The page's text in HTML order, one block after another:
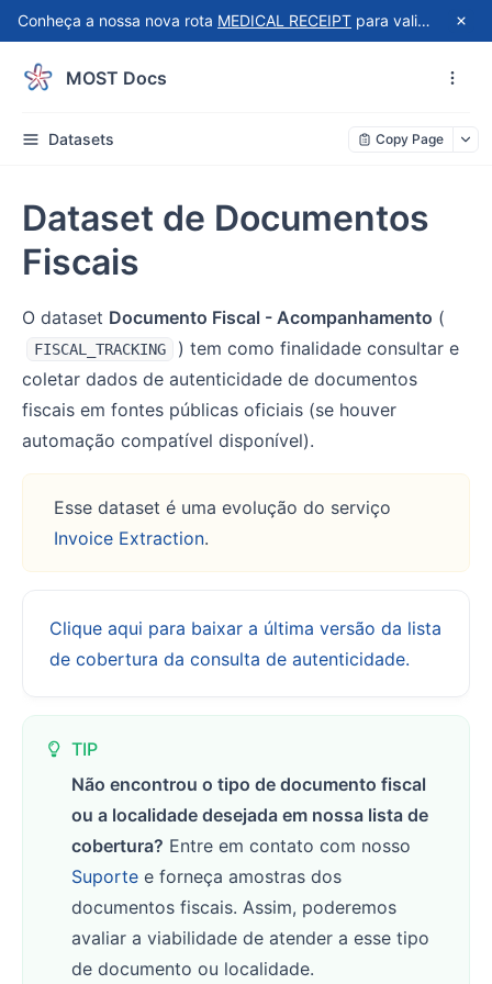
Conheça a nossa nova rota MEDICAL RECEIPT para validação automatizada de recibos do Receita Saúde!
MOST Docs
Datasets Copy Page
Dataset de Documentos
Fiscais
O dataset Documento Fiscal - Acompanhamento (
FISCAL_TRACKING
) tem como finalidade consultar e
coletar dados de autenticidade de documentos
fiscais em fontes públicas oficiais (se houver
automação compatível disponível).
Esse dataset é uma evolução do serviço
Invoice Extraction.
Clique aqui para baixar a última versão da lista
de cobertura da consulta de autenticidade.
TIP
Não encontrou o tipo de documento fiscal
ou a localidade desejada em nossa lista de
cobertura? Entre em contato com nosso
Suporte e forneça amostras dos
documentos fiscais. Assim, poderemos
avaliar a viabilidade de atender a esse tipo
de documento ou localidade.